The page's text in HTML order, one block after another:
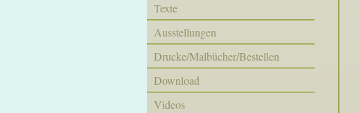
Texte
Ausstellungen
Drucke/Malbücher/Bestellen
Download
Videos